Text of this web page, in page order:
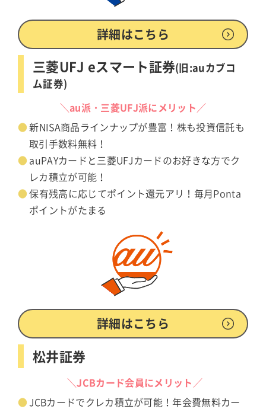
詳細はこちら
三菱UFJ eスマート証券(旧:auカブコ
ム証券)
＼au派・三菱UFJ派にメリット／
新NISA商品ラインナップが豊富！株も投資信託も
取引手数料無料！
auPAYカードと三菱UFJカードのお好きな方でク
レカ積立が可能！
保有残高に応じてポイント還元アリ！毎月Ponta
ポイントがたまる
詳細はこちら
松井証券
＼JCBカード会員にメリット／
JCBカードでクレカ積立が可能！年会費無料カー